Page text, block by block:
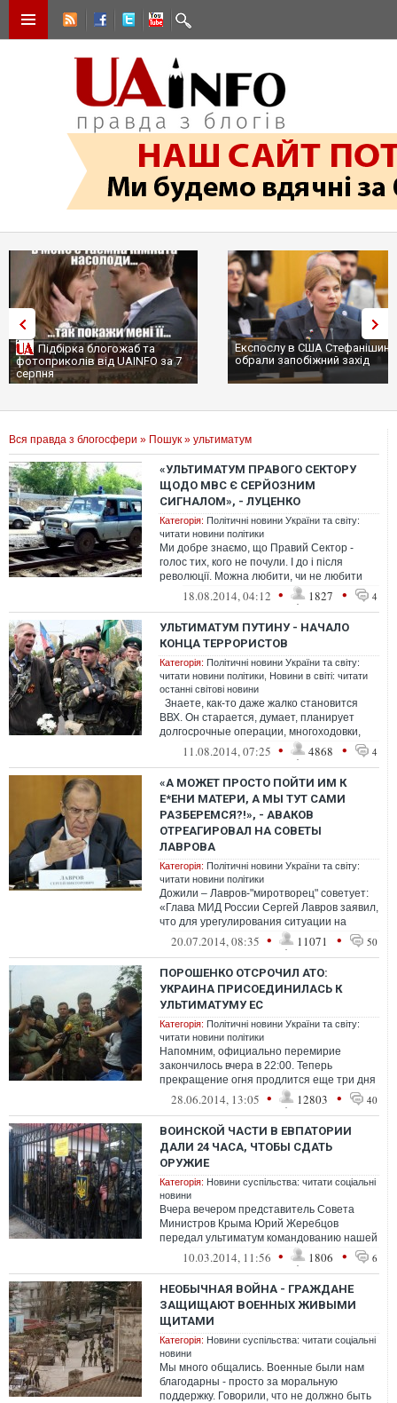
Підбірка блогожаб та
фотоприколів від UAINFO за 7
серпня
Експослу в США
обрали запобіжний захід
Вся правда з блогосфери » Пошук » ультиматум
«УЛЬТИМАТУМ ПРАВОГО СЕКТОРУ
ЩОДО МВС Є СЕРЙОЗНИМ
СИГНАЛОМ», - ЛУЦЕНКО
Категорія: Політичні новини України та світу:
читати новини політики
Ми добре знаємо, що Правий Сектор -
голос тих, кого не почули. І до і після
революції. Можна любити, чи не любити
радикалів, але в нинішній ситуації н...
18.08.2014, 04:12 • 1827 • 4
УЛЬТИМАТУМ ПУТИНУ - НАЧАЛО
КОНЦА ТЕРРОРИСТОВ
Категорія: Політичні новини України та світу:
читати новини політики Новини в світі: читати
останні світові новини
Знаете, как-то даже жалко становится
ВВХ. Он старается, думает, планирует
долгосрочные операции, многоходовки,
план А, план Б, план В, план Х
11.08.2014, 07:25 • 4868 • 4
«А МОЖЕТ ПРОСТО ПОЙТИ ИМ К
Е*ЕНИ МАТЕРИ, А МЫ ТУТ САМИ
РАЗБЕРЕМСЯ?!», - АВАКОВ
ОТРЕАГИРОВАЛ НА СОВЕТЫ
ЛАВРОВА
Категорія: Політичні новини України та світу:
читати новини політики
Дожили – Лавров-"миротворец" советует:
«Глава МИД России Сергей Лавров заявил,
что для урегулирования ситуации на
Донбассе власти Украины ...
20.07.2014, 08:35 • 11071 • 50
ПОРОШЕНКО ОТСРОЧИЛ АТО:
УКРАИНА ПРИСОЕДИНИЛАСЬ К
УЛЬТИМАТУМУ ЕС
Категорія: Політичні новини України та світу:
читати новини політики
Напомним, официально перемирие
закончилось вчера в 22:00. Теперь
прекращение огня продлится еще три дня
- до 22:00 30 июня. Однако всю прошлую
28.06.2014, 13:05 • 12803 • 40
ВОИНСКОЙ ЧАСТИ В ЕВПАТОРИИ
ДАЛИ 24 ЧАСА, ЧТОБЫ СДАТЬ
ОРУЖИЕ
Категорія: Новини суспільства: читати соціальні
новини
Вчера вечером представитель Совета
Министров Крыма Юрий Жеребцов
передал ультиматум командованию нашей
воинский части в Евпатории.
10.03.2014, 11:56 • 1806 • 6
НЕОБЫЧНАЯ ВОЙНА - ГРАЖДАНЕ
ЗАЩИЩАЮТ ВОЕННЫХ ЖИВЫМИ
ЩИТАМИ
Категорія: Новини суспільства: читати соціальні
новини
Мы много общались. Военные были нам
благодарны - просто за моральную
поддержку. Говорили, что не должно быть